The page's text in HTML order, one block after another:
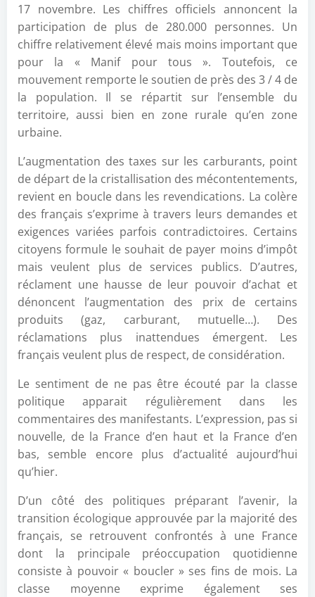
17 novembre. Les chiffres officiels annoncent la
participation de plus de 280.000 personnes. Un
chiffre relativement élevé mais moins important que
pour la « Manif pour tous ». Toutefois, ce
mouvement remporte le soutien de près des 3 / 4 de
la population. Il se répartit sur l’ensemble du
territoire, aussi bien en zone rurale qu’en zone
urbaine.
L’augmentation des taxes sur les carburants, point
de départ de la cristallisation des mécontentements,
revient en boucle dans les revendications. La colère
des français s’exprime à travers leurs demandes et
exigences variées parfois contradictoires. Certains
citoyens formule le souhait de payer moins d’impôt
mais veulent plus de services publics. D’autres,
réclament une hausse de leur pouvoir d’achat et
dénoncent l’augmentation des prix de certains
produits (gaz, carburant, mutuelle…). Des
réclamations plus inattendues émergent. Les
français veulent plus de respect, de considération.
Le sentiment de ne pas être écouté par la classe
politique apparait régulièrement dans les
commentaires des manifestants. L’expression, pas si
nouvelle, de la France d’en haut et la France d’en
bas, semble encore plus d’actualité aujourd’hui
qu’hier.
D’un côté des politiques préparant l’avenir, la
transition écologique approuvée par la majorité des
français, se retrouvent confrontés à une France
dont la principale préoccupation quotidienne
consiste à pouvoir « boucler » ses fins de mois. La
classe moyenne exprime également ses